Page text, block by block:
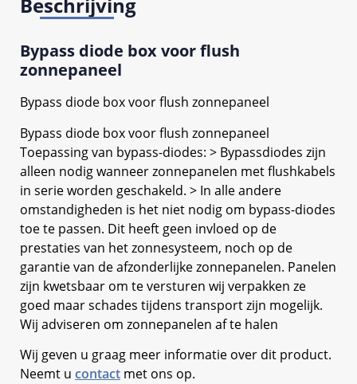
Beschrijving
Bypass diode box voor flush
zonnepaneel
Bypass diode box voor flush zonnepaneel
Bypass diode box voor flush zonnepaneel
Toepassing van bypass-diodes: > Bypassdiodes zijn
alleen nodig wanneer zonnepanelen met flushkabels
in serie worden geschakeld. > In alle andere
omstandigheden is het niet nodig om bypass-diodes
toe te passen. Dit heeft geen invloed op de
prestaties van het zonnesysteem, noch op de
garantie van de afzonderlijke zonnepanelen. Panelen
zijn kwetsbaar om te versturen wij verpakken ze
goed maar schades tijdens transport zijn mogelijk.
Wij adviseren om zonnepanelen af te halen
Wij geven u graag meer informatie over dit product.
Neemt u contact met ons op.